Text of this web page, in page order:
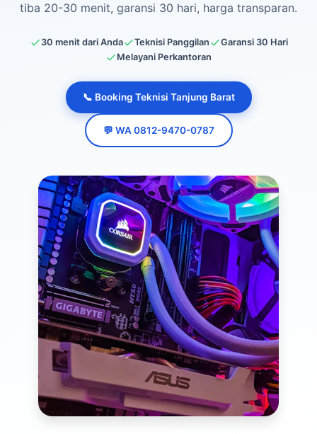
tiba 20-30 menit, garansi 30 hari, harga transparan.
30 menit dari Anda Teknisi Panggilan
Garansi 30 Hari
Melayani Perkantoran
📞 Booking Teknisi Tanjung Barat
💬 WA 0812-9470-0787